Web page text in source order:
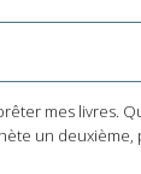
mes livres.
un deuxième,